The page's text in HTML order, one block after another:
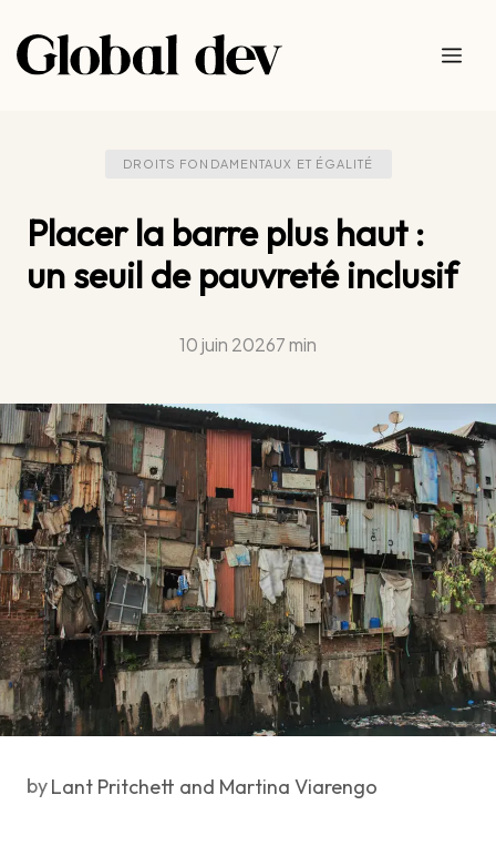
au
contenu
DROITS FONDAMENTAUX ET ÉGALITÉ
Placer la barre plus haut :
un seuil de pauvreté inclusif
10 juin 20267 min
byLant Pritchett and Martina Viarengo